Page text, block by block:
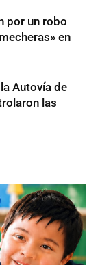
por un robo
en
Autovía de
las